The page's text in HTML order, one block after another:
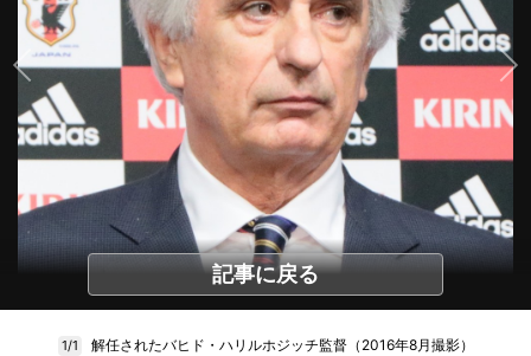
記事に戻る
1/1 解任されたバヒド・ハリルホジッチ監督（2016年8月撮影）